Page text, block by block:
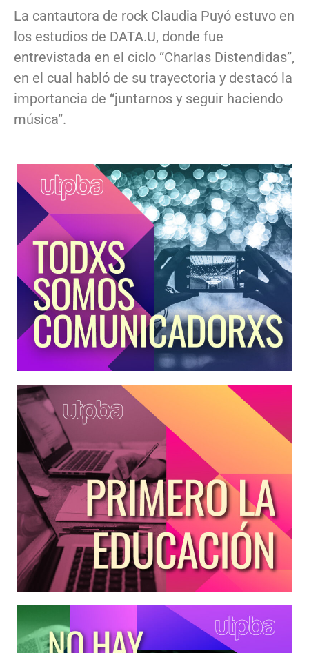
La cantautora de rock Claudia Puyó estuvo en
los estudios de DATA.U, donde fue
entrevistada en el ciclo “Charlas Distendidas”,
en el cual habló de su trayectoria y destacó la
importancia de “juntarnos y seguir haciendo
música”.